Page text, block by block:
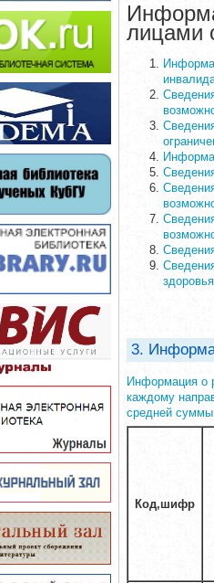
лицами
здоровья
3.
Информация о
каждому
средней
Код,шифр